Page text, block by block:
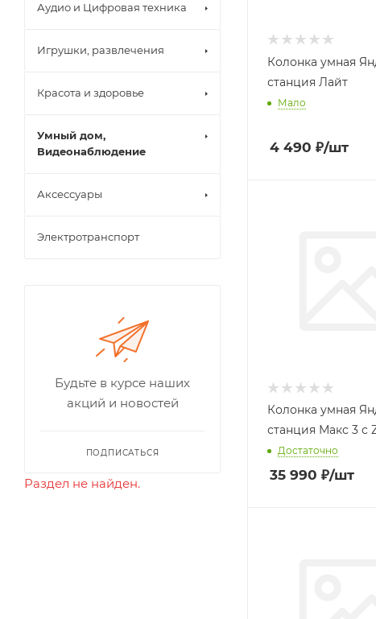
Колонка умная
станция Лайт
Мало
4 490 ₽/шт
Колонка умная
станция Макс 3 с
Достаточно
35 990 ₽/шт
Аудио и Цифровая техника
Игрушки, развлечения
Красота и здоровье
Умный дом,
Видеонаблюдение
Аксессуары
Электротранспорт
Будьте в курсе наших
акций и новостей
ПОДПИСАТЬСЯ
Раздел не найден.